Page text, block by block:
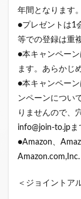
年間となります。
●プレゼントは1
等での登録は重
●本キャンペー
ます。あらかじ
●本キャンペー
ンペーンについ
りませんので、
info@join-to.jpま
●Amazon、
＜ジョイントア